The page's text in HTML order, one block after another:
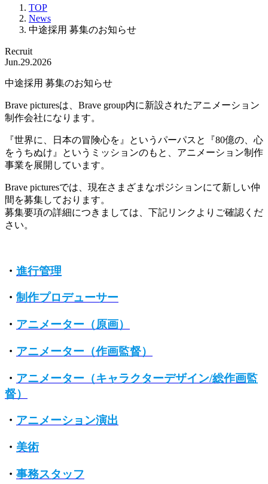
TOP
News
中途採用 募集のお知らせ
Recruit
Jun.29.2026
中途採用 募集のお知らせ
Brave picturesは、Brave group内に新設されたアニメーション
制作会社になります。
『世界に、日本の冒険心を』というパーパスと『80億の、心
をうちぬけ』というミッションのもと、アニメーション制作
事業を展開しています。
Brave picturesでは、現在さまざまなポジションにて新しい仲
間を募集しております。
募集要項の詳細につきましては、下記リンクよりご確認くだ
さい。
・ 進行管理
・ 制作プロデューサー
・ アニメーター（原画）
・ アニメーター（作画監督）
・ アニメーター（キャラクターデザイン/総作画監
督）
・ アニメーション演出
・ 美術
・ 事務スタッフ